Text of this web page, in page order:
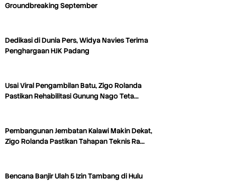
Groundbreaking September
Dedikasi di Dunia Pers, Widya Navies Terima
Penghargaan HJK Padang
Usai Viral Pengambilan Batu, Zigo Rolanda
Pastikan Rehabilitasi Gunung Nago Teta…
Pembangunan Jembatan Kalawi Makin Dekat,
Zigo Rolanda Pastikan Tahapan Teknis Ra…
Bencana Banjir Ulah 5 Izin Tambang di Hulu